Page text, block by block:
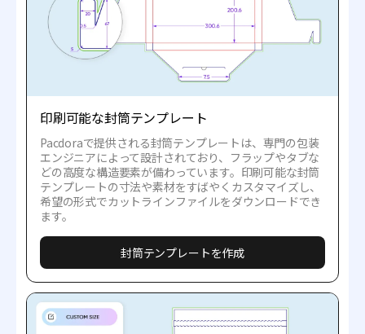
印刷可能な封筒テンプレート
Pacdoraで提供される封筒テンプレートは、専門の包装
エンジニアによって設計されており、フラップやタブな
どの高度な構造要素が備わっています。印刷可能な封筒
テンプレートの寸法や素材をすばやくカスタマイズし、
希望の形式でカットラインファイルをダウンロードでき
ます。
封筒テンプレートを作成